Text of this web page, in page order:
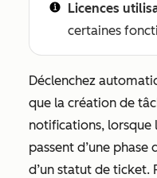
Licences
certaines
Déclenchez
que la création de
notifications, lorsque
passent d’une
d’un statut de ticket.